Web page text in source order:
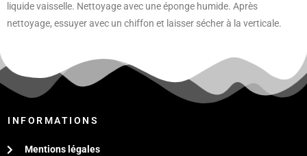
liquide vaisselle. Nettoyage avec une éponge humide. Après
nettoyage, essuyer avec un chiffon et laisser sécher à la verticale.
INFORMATIONS
Mentions légales